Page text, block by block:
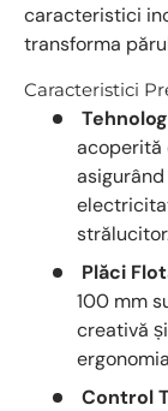
caracteristici
transforma
Caracteristici
acoperită
Plăci
100 mm
creativă
Control